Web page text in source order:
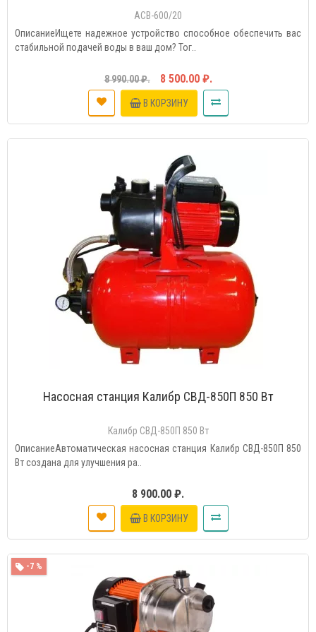
ACB-600/20
ОписаниеИщете надежное устройство способное обеспечить вас
стабильной подачей воды в ваш дом? Тог..
8 990.00 ₽. 8 500.00 ₽.
В КОРЗИНУ
Насосная станция Калибр СВД-850П 850 Вт
Калибр СВД-850П 850 Вт
ОписаниеАвтоматическая насосная станция Калибр СВД-850П 850
Вт создана для улучшения ра..
8 900.00 ₽.
В КОРЗИНУ
-7 %